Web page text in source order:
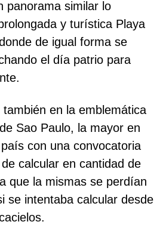
panorama similar lo
y turística Playa
de igual forma se
el día patrio para
en la emblemática
Sao Paulo, la mayor en
con una convocatoria
calcular en cantidad de
que la mismas se perdían
se intentaba calcular desde